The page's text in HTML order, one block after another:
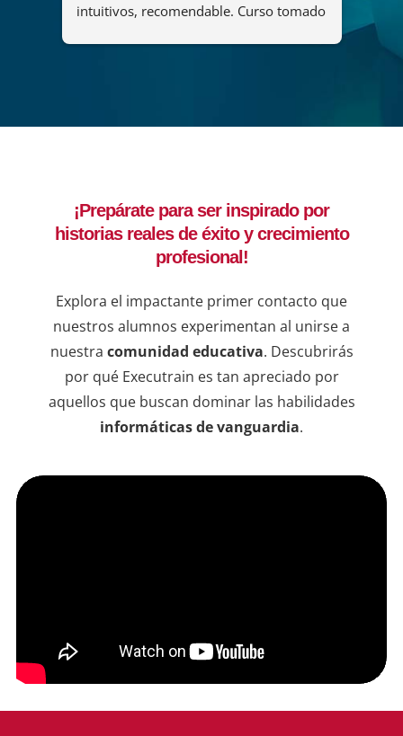
intuitivos, recomendable. Curso tomado
¡Prepárate para ser inspirado por
historias reales de éxito y crecimiento
profesional!
Explora el impactante primer contacto que
nuestros alumnos experimentan al unirse a
nuestra comunidad educativa. Descubrirás
por qué Executrain es tan apreciado por
aquellos que buscan dominar las habilidades
informáticas de vanguardia.